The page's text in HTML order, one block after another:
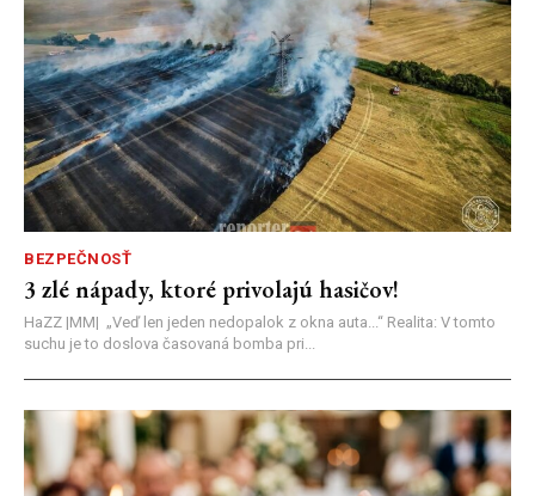
BEZPEČNOSŤ
3 zlé nápady, ktoré privolajú hasičov!
HaZZ |MM| ​„Veď len jeden nedopalok z okna auta...“ ​Realita: V tomto
suchu je to doslova časovaná bomba pri...